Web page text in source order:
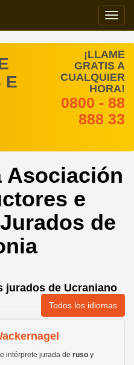
E
¡LLAME
GRATIS A
CUALQUIER
HORA!
0800 - 88
888 33
Asociación
e
de
jurados de Ucraniano
Todos los idiomas
intérprete jurada de rusoy